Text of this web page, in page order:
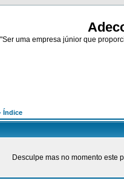
"Ser uma empresa júnior que
Índice
Desculpe mas no momento este